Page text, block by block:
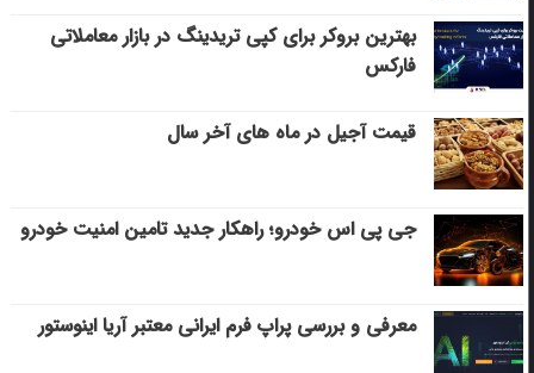
بهترین بروکر برای کپی‌ تریدینگ در بازار معاملاتی
فارکس
قیمت آجیل در ماه های آخر سال
جی پی اس خودرو؛ راهکار جدید تامین امنیت خودرو
معرفی و بررسی پراپ فرم ایرانی معتبر آریا اینوستور